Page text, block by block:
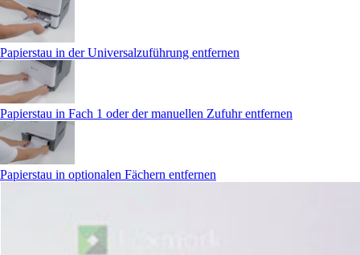
Papierstau in der Universalzuführung entfernen
Papierstau in Fach 1 oder der manuellen Zufuhr entfernen
Papierstau in optionalen Fächern entfernen